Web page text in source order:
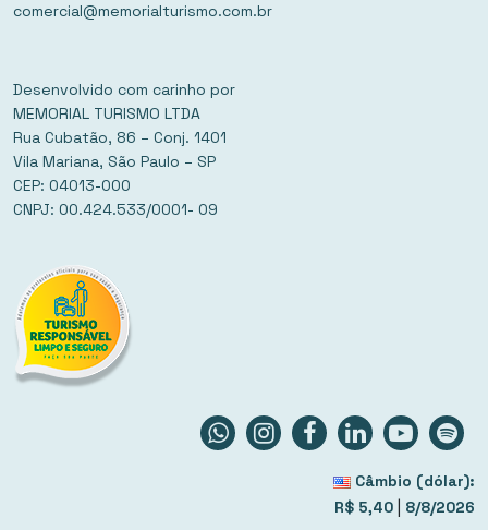
comercial@memorialturismo.com.br
Desenvolvido com carinho por
MEMORIAL TURISMO LTDA
Rua Cubatão, 86 – Conj. 1401
Vila Mariana, São Paulo – SP
CEP: 04013-000
CNPJ: 00.424.533/0001- 09
Câmbio (dólar):
R$ 5,40 | 8/8/2026